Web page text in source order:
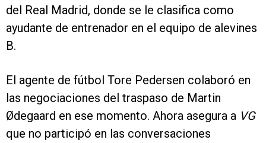
del Real Madrid, donde se le clasifica como
ayudante de entrenador en el equipo de alevines
B.
El agente de fútbol Tore Pedersen colaboró en
las negociaciones del traspaso de Martin
Ødegaard en ese momento. Ahora asegura a VG
que no participó en las conversaciones